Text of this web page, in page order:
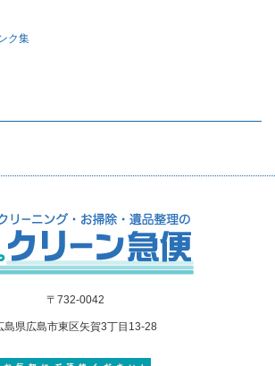
ク集
〒732-0042
島県広島市東区矢賀3丁目13-28